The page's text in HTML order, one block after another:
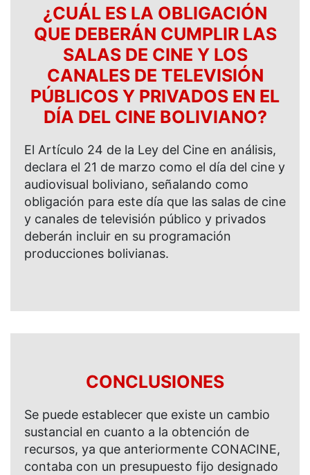
¿CUÁL ES LA OBLIGACIÓN
QUE DEBERÁN CUMPLIR LAS
SALAS DE CINE Y LOS
CANALES DE TELEVISIÓN
PÚBLICOS Y PRIVADOS EN EL
DÍA DEL CINE BOLIVIANO?
El Artículo 24 de la Ley del Cine en análisis,
declara el 21 de marzo como el día del cine y
audiovisual boliviano, señalando como
obligación para este día que las salas de cine
y canales de televisión público y privados
deberán incluir en su programación
producciones bolivianas.
CONCLUSIONES
Se puede establecer que existe un cambio
sustancial en cuanto a la obtención de
recursos, ya que anteriormente CONACINE,
contaba con un presupuesto fijo designado